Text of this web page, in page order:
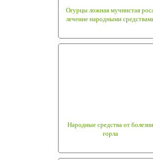
Огурцы ложная мучнистая
лечение народными
Народные средства от болезни
горла